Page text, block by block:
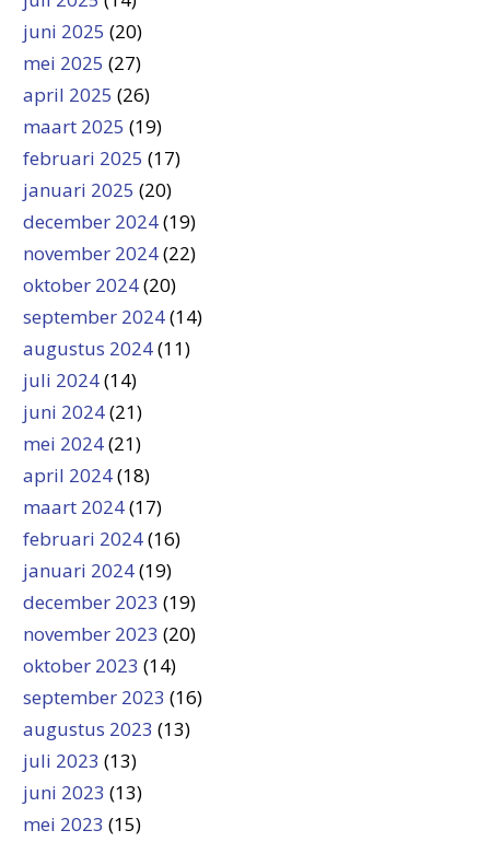
juni 2025 (20)
mei 2025 (27)
april 2025 (26)
maart 2025 (19)
februari 2025 (17)
januari 2025 (20)
december 2024(19)
november 2024(22)
oktober 2024(20)
september 2024(14)
augustus 2024(11)
juli 2024(14)
juni 2024(21)
mei 2024(21)
april 2024(18)
maart 2024(17)
februari 2024(16)
januari 2024(19)
december 2023 (19)
november 2023 (20)
oktober 2023 (14)
september 2023 (16)
augustus 2023 (13)
juli 2023 (13)
juni 2023 (13)
mei 2023 (15)